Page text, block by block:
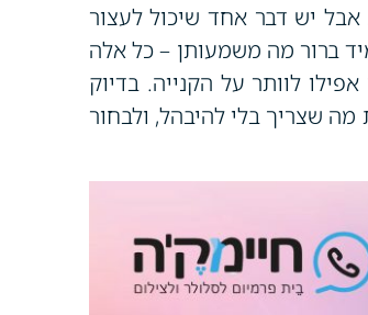
יש דבר אחד שיכול לעצור
ברור מה משמעותן – כל אלה
לוותר על הקנייה. בדיוק
שצריך בלי להיבהל, ולבחור